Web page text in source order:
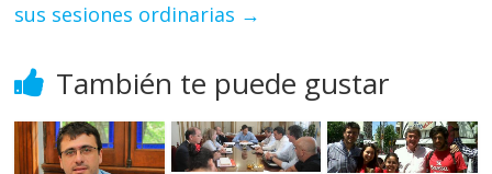
sus sesiones ordinarias →
También te puede gustar